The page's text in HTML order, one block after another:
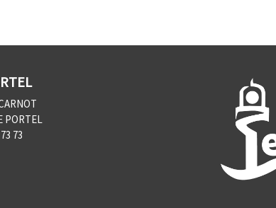
PORTEL
73